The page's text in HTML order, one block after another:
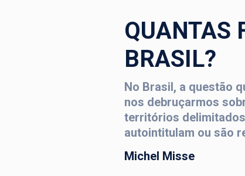
QUANTAS
BRASIL?
No Brasil, a questão
nos debruçarmos
territórios
autointitulam ou são
Michel Misse